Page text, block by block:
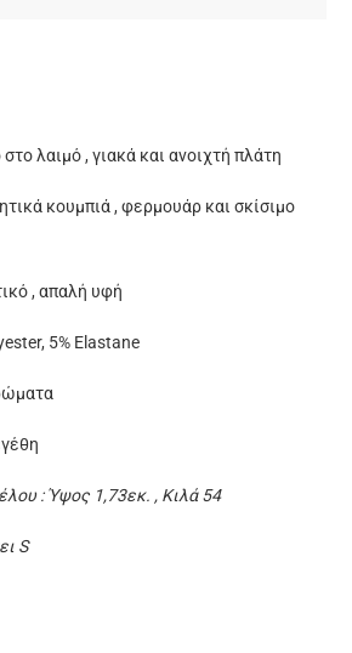
λαιμό , γιακά και ανοιχτή πλάτη
κουμπιά , φερμουάρ και σκίσιμο
, απαλή υφή
5% Elastane
: Ύψος 1,73εκ. , Κιλά 54
S